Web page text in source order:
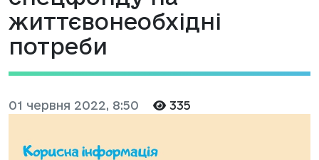
життєвонеобхідні
потреби
01 червня 2022, 8:50 335